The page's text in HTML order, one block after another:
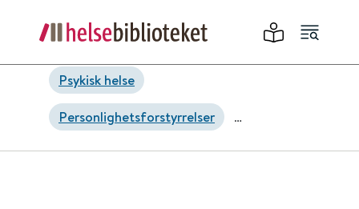
Psykisk helse
Personlighetsforstyrrelser
Psykisk helsearbeid
Psykoterapi